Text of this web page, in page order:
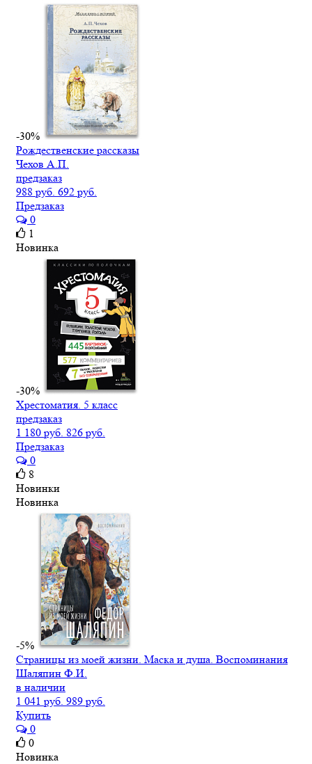
-30%
Рождественские рассказы
Чехов А.П.
предзаказ
988 руб. 692 руб.
Предзаказ
0
1
Новинка
-30%
Хрестоматия. 5 класс
предзаказ
1 180 руб. 826 руб.
Предзаказ
0
8
Новинки
Новинка
-5%
Страницы из моей жизни. Маска и душа. Воспоминания
Шаляпин Ф.И.
в наличии
1 041 руб. 989 руб.
Купить
0
0
Новинка